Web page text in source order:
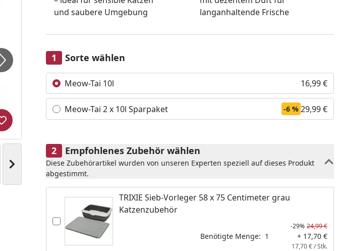
Nächstes Bild anzeigen
Produkt zur Wunschliste hinzufügen
und saubere Umgebung
langanhaltende Frische
Sorte wählen
Alle anzeigen (2)
Meow-Tai 10l 16,99 €
Meow-Tai 2 x 10l Sparpaket -6 % 29,99 €
Empfohlenes Zubehör wählen
Diese Zubehörartikel wurden von unseren Experten speziell auf dieses Produkt
abgestimmt.
TRIXIE Sieb-Vorleger 58 x 75 Centimeter grau
Katzenzubehör
-29% 24,99 €
Benötigte Menge: 1 + 17,70 €
17,70 € / Stk.